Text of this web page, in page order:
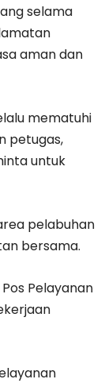
selama
aman dan
mematuhi
petugas,
untuk
pelabuhan
bersama.
Pelayanan